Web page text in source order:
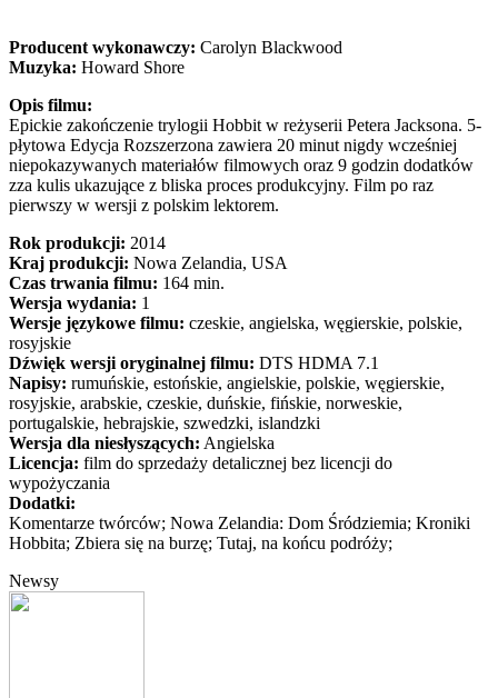
Producent wykonawczy: Carolyn Blackwood
Muzyka: Howard Shore
Opis filmu:
Epickie zakończenie trylogii Hobbit w reżyserii Petera Jacksona. 5-
płytowa Edycja Rozszerzona zawiera 20 minut nigdy wcześniej
niepokazywanych materiałów filmowych oraz 9 godzin dodatków
zza kulis ukazujące z bliska proces produkcyjny. Film po raz
pierwszy w wersji z polskim lektorem.
Rok produkcji: 2014
Kraj produkcji: Nowa Zelandia, USA
Czas trwania filmu: 164 min.
Wersja wydania: 1
Wersje językowe filmu: czeskie, angielska, węgierskie, polskie,
rosyjskie
Dźwięk wersji oryginalnej filmu: DTS HDMA 7.1
Napisy: rumuńskie, estońskie, angielskie, polskie, węgierskie,
rosyjskie, arabskie, czeskie, duńskie, fińskie, norweskie,
portugalskie, hebrajskie, szwedzki, islandzki
Wersja dla niesłyszących: Angielska
Licencja: film do sprzedaży detalicznej bez licencji do
wypożyczania
Dodatki:
Komentarze twórców; Nowa Zelandia: Dom Śródziemia; Kroniki
Hobbita; Zbiera się na burzę; Tutaj, na końcu podróży;
Newsy